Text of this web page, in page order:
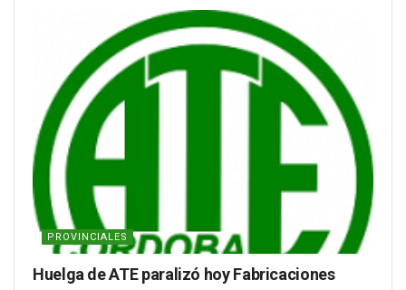
PROVINCIALES
Huelga de ATE paralizó hoy Fabricaciones